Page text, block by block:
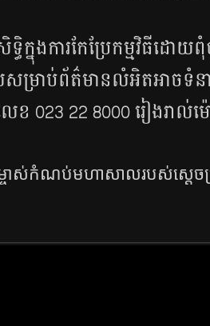
ក្នុងការកែប្រែកម្មវិធីដោយ
រាប់ព័ត៌មានលំអិត​អាច​ទំន
េខ 023 22 8000 រៀងរាល់ម៉
ចាស់​កំណប់​មហាសាលរបស់​ស្តេច